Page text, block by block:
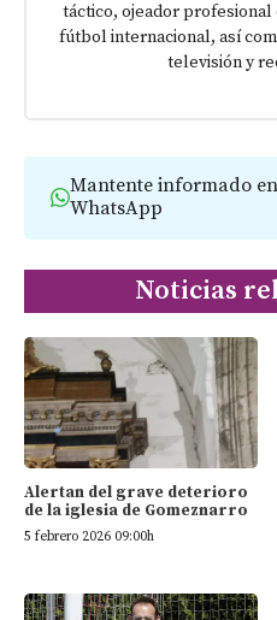
táctico, ojeador
fútbol internacional, así
televisión y
Mantente informado en
WhatsApp
Noticias
Alertan del grave deterioro
de la iglesia de Gomeznarro
5 febrero 2026 09:00h